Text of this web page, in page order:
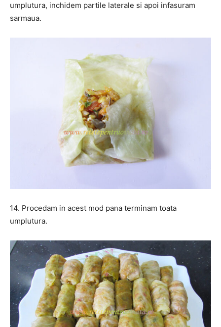
umplutura, inchidem partile laterale si apoi infasuram
sarmaua.
14. Procedam in acest mod pana terminam toata
umplutura.